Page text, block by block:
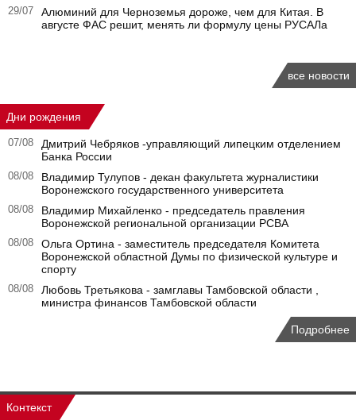
29/07
Алюминий для Черноземья дороже, чем для Китая. В
августе ФАС решит, менять ли формулу цены РУСАЛа
все новости
Дни рождения
07/08
Дмитрий Чебряков -управляющий липецким отделением
Банка России
08/08
Владимир Тулупов - декан факультета журналистики
Воронежского государственного университета
08/08
Владимир Михайленко - председатель правления
Воронежской региональной организации РСВА
08/08
Ольга Ортина - заместитель председателя Комитета
Воронежской областной Думы по физической культуре и
спорту
08/08
Любовь Третьякова - замглавы Тамбовской области ,
министра финансов Тамбовской области
Подробнее
Контекст